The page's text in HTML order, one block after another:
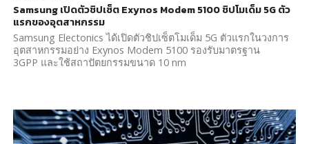
Samsung เปิดตัวชิปเซ็ต Exynos Modem 5100 ชิปโมเด็ม 5G ตัว
แรกของอุตสาหกรรม
Samsung Electonics ได้เปิดตัวชิปเซ็ตโมเด็ม 5G ตัวแรกในวงการ
อุตสาหกรรมอย่าง Exynos Modem 5100 รองรับมาตรฐาน
3GPP และใช้สถาปัตยกรรมขนาด 10 nm